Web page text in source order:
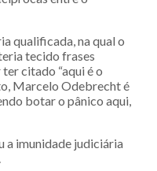
qualificada, na qual o
tecido frases
citado “aqui é o
Marcelo Odebrecht é
botar o pânico aqui,
a imunidade judiciária